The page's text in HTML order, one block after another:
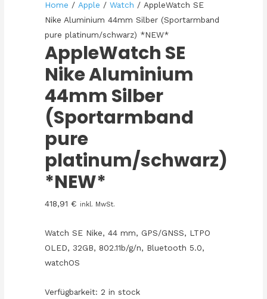
Home /Apple /Watch / AppleWatch SE
Nike Aluminium 44mm Silber (Sportarmband
pure platinum/schwarz) *NEW*
AppleWatch SE
Nike Aluminium
44mm Silber
(Sportarmband
pure
platinum/schwarz)
*NEW*
418,91€ inkl. MwSt.
Watch SE Nike, 44 mm, GPS/GNSS, LTPO
OLED, 32GB, 802.11b/g/n, Bluetooth 5.0,
watchOS
Verfügbarkeit: 2 in stock